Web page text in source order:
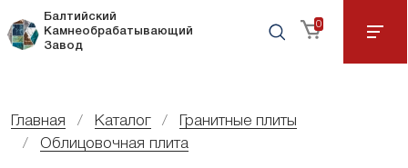
Балтийский
Камнеобрабатывающий
Завод
0
Главная Каталог
Гранитные плиты
Облицовочная плита